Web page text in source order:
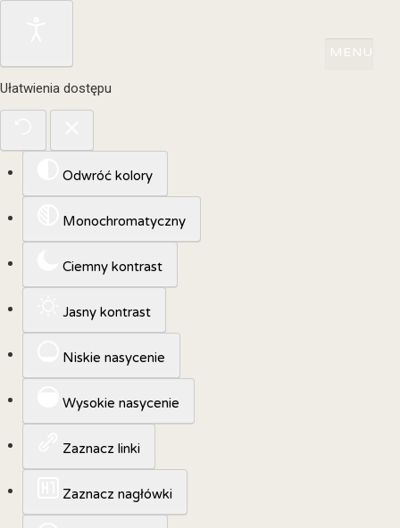
Ułatwienia dostępu
Odwróć kolory
Monochromatyczny
Ciemny kontrast
Jasny kontrast
Niskie nasycenie
Wysokie nasycenie
Zaznacz linki
Zaznacz nagłówki